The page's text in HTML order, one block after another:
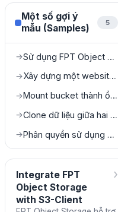
Một số gợi ý
mẫu (Samples)
5
→ Sử dụng FPT Object Storage làm media server
→ Xây dựng một website tĩnh bằng FPT Object Storage
→ Mount bucket thành ổ đĩa trên máy local
→ Clone dữ liệu giữa hai bucket khác nhau
→ Phân quyền sử dụng bucket cho các subuser
Integrate FPT
Object Storage
with S3-Client
›